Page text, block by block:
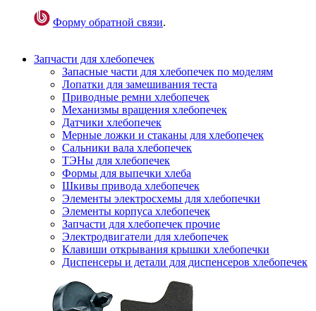
Форму обратной связи.
Запчасти для хлебопечек
Запасные части для хлебопечек по моделям
Лопатки для замешивания теста
Приводные ремни хлебопечек
Механизмы вращения хлебопечек
Датчики хлебопечек
Мерные ложки и стаканы для хлебопечек
Сальники вала хлебопечек
ТЭНы для хлебопечек
Формы для выпечки хлеба
Шкивы привода хлебопечек
Элементы электросхемы для хлебопечки
Элементы корпуса хлебопечек
Запчасти для хлебопечек прочие
Электродвигатели для хлебопечек
Клавиши открывания крышки хлебопечки
Диспенсеры и детали для диспенсеров хлебопечек